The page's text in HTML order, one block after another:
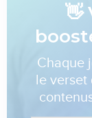
👋
Chaque
le